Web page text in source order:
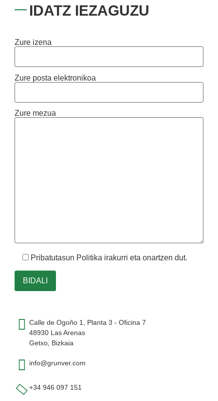
IDATZ IEZAGUZU
Zure izena
Zure posta elektronikoa
Zure mezua
Pribatutasun Politika irakurri eta onartzen dut.
Calle de Ogoño 1, Planta 3 - Oficina 7
48930 Las Arenas
Getxo, Bizkaia
info@grunver.com
+34 946 097 151